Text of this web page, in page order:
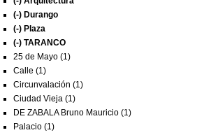
(-) Durango
(-) Plaza
(-) TARANCO
25 de Mayo (1)
Calle (1)
Circunvalación (1)
Ciudad Vieja (1)
DE ZABALA Bruno Mauricio (1)
Palacio (1)